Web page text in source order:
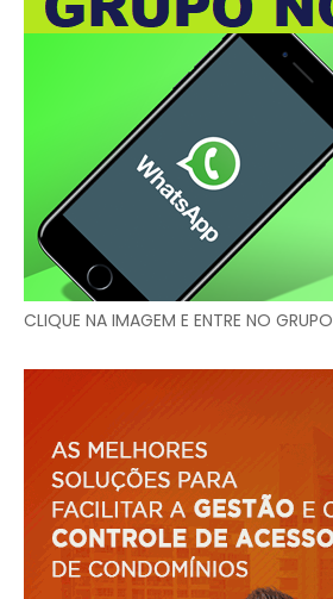
CLIQUE NA IMAGEM E ENTRE NO GRUPO